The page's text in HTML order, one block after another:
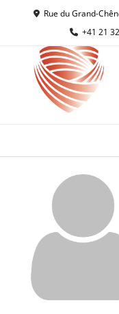
Rue du Grand-
+41 21